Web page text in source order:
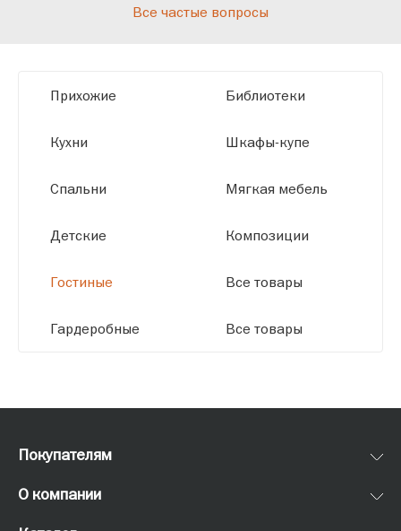
высокотехнологичному оборудованию
размерам.
Все частые вопросы
Прихожие
Кухни
Спальни
Детские
Гостиные
Гардеробные
Библиотеки
Шкафы-купе
Мягкая мебель
Композиции
Все товары
Все товары
Покупателям
О компании